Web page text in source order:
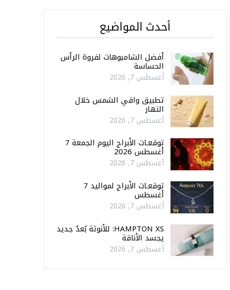
أحدث المواضيع
أفضل الشامبوهات لفروة الرأس
الحساسة
أغسطس 7, 2026
تطبيق واقي الشمس خلال
النهار
أغسطس 7, 2026
توقعـات الأبراج اليوم الجمعة 7
أغسطس 2026
أغسطس 7, 2026
توقعـات الأبراج لمواليد 7
أغسطس
أغسطس 7, 2026
HAMPTON XS: للأنوثة بُعدٌ جديد
يجسد الأناقة
أغسطس 7, 2026